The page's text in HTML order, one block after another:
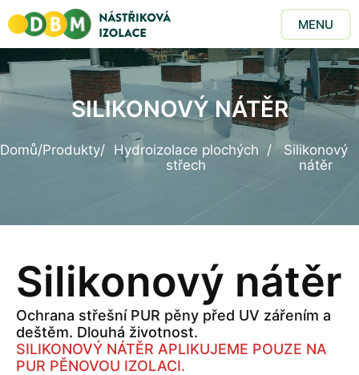
MENU
SILIKONOVÝ NÁTĚR
Domů/Produkty/ Hydroizolace plochých
střech
/
Silikonový
nátěr
Silikonový nátěr
Ochrana střešní PUR pěny před UV zářením a
deštěm. Dlouhá životnost.
SILIKONOVÝ NÁTĚR APLIKUJEME POUZE NA
PUR PĚNOVOU IZOLACI.